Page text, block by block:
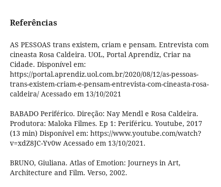
Referências
AS PESSOAS trans existem, criam e pensam. Entrevista com
cineasta Rosa Caldeira. UOL, Portal Aprendiz, Criar na
Cidade. Disponível em:
https://portal.aprendiz.uol.com.br/2020/08/12/as-pessoas-
trans-existem-criam-e-pensam-entrevista-com-cineasta-rosa-
caldeira/ Acessado em 13/10/2021
BABADO Periférico. Direção: Nay Mendl e Rosa Caldeira.
Produtora: Maloka Filmes. Ep 1: Periféricu. Youtube, 2017
(13 min) Disponível em: https://www.youtube.com/watch?
v=xdZ8JC-Yv0w Acessado em 13/10/2021.
BRUNO, Giuliana. Atlas of Emotion: Journeys in Art,
Architecture and Film. Verso, 2002.